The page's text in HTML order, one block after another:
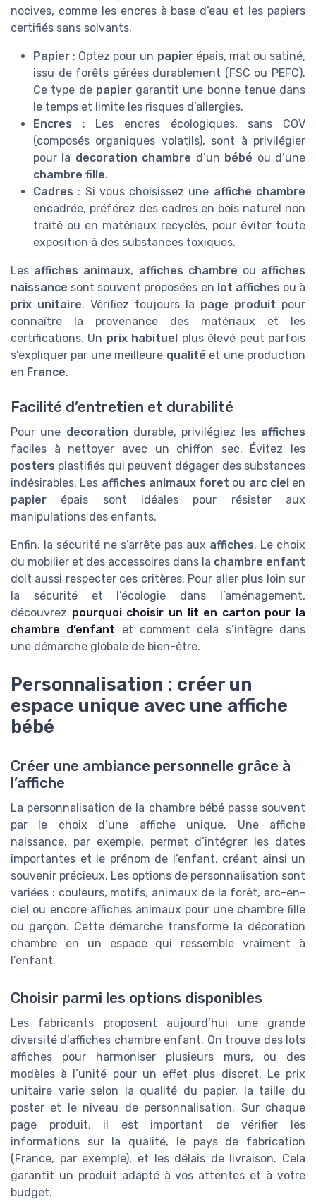
nocives, comme les encres à base d’eau et les papiers
certifiés sans solvants.
Papier : Optez pour un papierépais, mat ou satiné,
issu de forêts gérées durablement (FSC ou PEFC).
Ce type de papiergarantit une bonne tenue dans
le temps et limite les risques d’allergies.
Encres : Les encres écologiques, sans COV
(composés organiques volatils), sont à privilégier
pour la decoration chambre d’un bébé ou d’une
chambre fille.
Cadres : Si vous choisissez une affiche chambre
encadrée, préférez des cadres en bois naturel non
traité ou en matériaux recyclés, pour éviter toute
exposition à des substances toxiques.
Les affiches animaux, affiches chambre ou affiches
naissance sont souvent proposées en lot affiches ou à
prix unitaire. Vérifiez toujours la page produit pour
connaître la provenance des matériaux et les
certifications. Un prix habituel
plus élevé peut parfois
s’expliquer par une meilleure qualité et une production
en France.
Facilité d’entretien et durabilité
Pour une decoration durable, privilégiez les affiches
faciles à nettoyer avec un chiffon sec. Évitez les
posters plastifiés qui peuvent dégager des substances
indésirables. Les affiches animaux foret ou arc cielen
papier épais sont idéales pour résister aux
manipulations des enfants.
Enfin, la sécurité ne s’arrête pas aux affiches. Le choix
du mobilier et des accessoires dans la chambre enfant
doit aussi respecter ces critères. Pour aller plus loin sur
la sécurité et l’écologie dans l’aménagement,
découvrez pourquoi choisir un lit en carton pour la
chambre d’enfant et comment cela s’intègre dans
une démarche globale de bien-être.
Personnalisation : créer un
espace unique avec une affiche
bébé
Créer une ambiance personnelle grâce à
l’affiche
La personnalisation de la chambre bébé passe souvent
par le choix d’une affiche unique. Une affiche
naissance, par exemple, permet d’intégrer les dates
importantes et le prénom de l’enfant, créant ainsi un
souvenir précieux. Les options de personnalisation sont
variées : couleurs, motifs, animaux de la forêt, arc-en-
ciel ou encore affiches animaux pour une chambre fille
ou garçon. Cette démarche transforme la décoration
chambre en un espace qui ressemble vraiment à
l’enfant.
Choisir parmi les options disponibles
Les fabricants proposent aujourd’hui une grande
diversité d’affiches chambre enfant. On trouve des lots
affiches pour harmoniser plusieurs murs, ou des
modèles à l’unité pour un effet plus discret. Le prix
unitaire varie selon la qualité du papier, la taille du
poster et le niveau de personnalisation. Sur chaque
page produit, il est important de vérifier les
informations sur la qualité, le pays de fabrication
(France, par exemple), et les délais de livraison. Cela
garantit un produit adapté à vos attentes et à votre
budget.